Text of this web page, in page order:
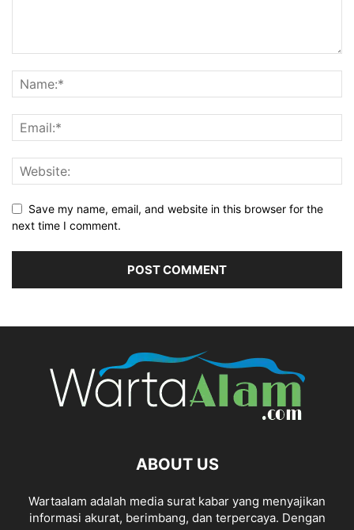
Save my name, email, and website in this browser for the
next time I comment.
ABOUT US
Wartaalam adalah media surat kabar yang menyajikan
informasi akurat, berimbang, dan terpercaya. Dengan